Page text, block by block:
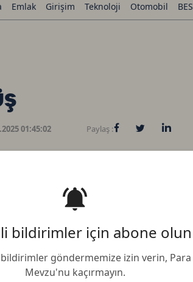
bildirimler için abone olun
bildirimler göndermemize izin verin, Para
Mevzu'nu kaçırmayın.
Emlak Girişim Teknoloji Otomobil BES
01:45:02 Paylaş :
azalırken, aylık yüzde
verisi, beklentilerden